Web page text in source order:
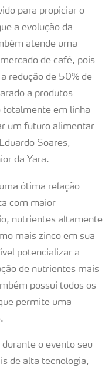
para propiciar o
a evolução da
atende uma
de café, pois
redução de 50% de
a produtos
totalmente em linha
um futuro alimentar
Soares,
da Yara.
ótima relação
com maior
nutrientes altamente
mais zinco em sua
potencializar a
de nutrientes mais
possui todos os
permite uma
o evento seu
de alta tecnologia,